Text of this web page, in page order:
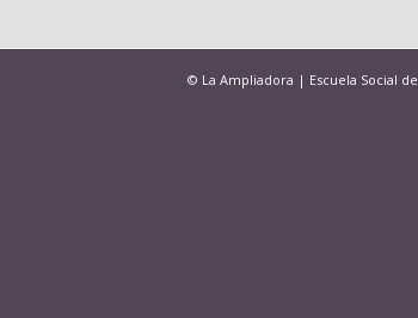
© La Ampliadora | Escuela Social